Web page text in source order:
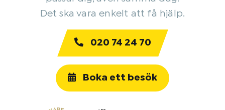
Det ska vara enkelt att få hjälp.
020 74 24 70
Boka ett besök